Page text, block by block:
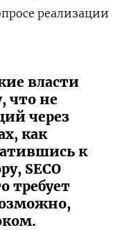
реализации
власти
что не
через
как
к
SECO
требует